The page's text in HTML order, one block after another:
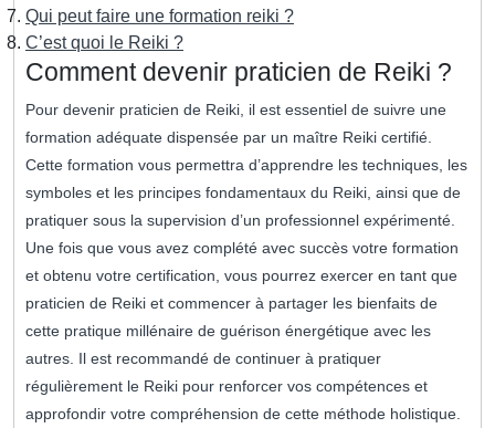
Qui peut faire une formation reiki ?
C’est quoi le Reiki ?
Comment devenir praticien de Reiki ?
Pour devenir praticien de Reiki, il est essentiel de suivre une
formation adéquate dispensée par un maître Reiki certifié.
Cette formation vous permettra d’apprendre les techniques, les
symboles et les principes fondamentaux du Reiki, ainsi que de
pratiquer sous la supervision d’un professionnel expérimenté.
Une fois que vous avez complété avec succès votre formation
et obtenu votre certification, vous pourrez exercer en tant que
praticien de Reiki et commencer à partager les bienfaits de
cette pratique millénaire de guérison énergétique avec les
autres. Il est recommandé de continuer à pratiquer
régulièrement le Reiki pour renforcer vos compétences et
approfondir votre compréhension de cette méthode holistique.